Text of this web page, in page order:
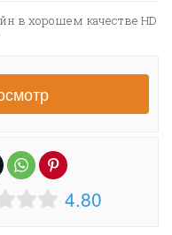
в хорошем качестве HD
4.80